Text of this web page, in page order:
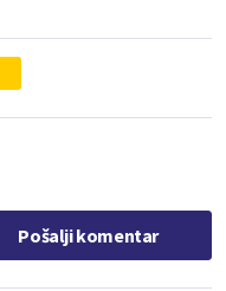
Pošalji komentar